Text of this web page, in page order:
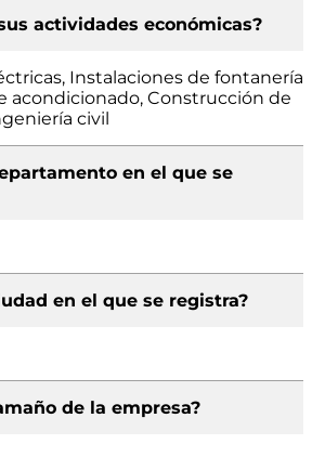
actividades económicas?
Instalaciones de fontanería
acondicionado, Construcción de
civil
en el que se
en el que se registra?
de la empresa?